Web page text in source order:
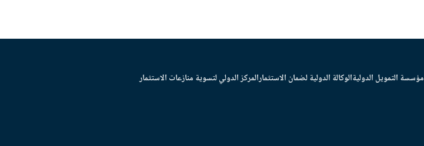
مؤسسة التمويل الدوليةالوكالة الدولية لضمان الاستثمارالمركز الدولي لتسوية منازعات الاستثمار